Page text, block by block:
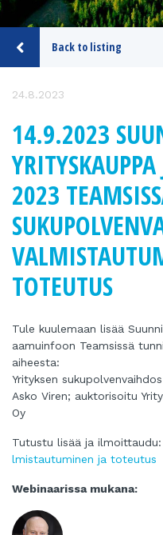
Back to listing
24.8.2023
14.9.2023
2023
TOTEUTUS
Tule kuulemaan lisää
aamuinfoon Teamsissä
aiheesta:
Yrityksen
Asko Viren; auktorisoitu
Oy
Tutustu lisää ja ilmoittaudu:
lmistautuminen ja toteutus
Webinaarissa mukana: